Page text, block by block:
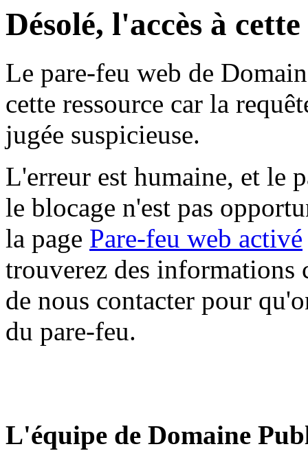
Désolé, l'accès à
Le pare-feu web de
cette ressource car la
jugée suspicieuse.
L'erreur est humaine, et le
le blocage n'est pas
la page Pare-feu web activé
trouverez des informations
de nous contacter pour
du pare-feu.
L'équipe de Domaine